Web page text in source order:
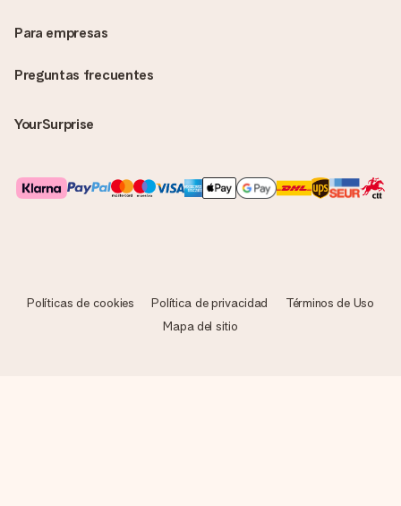
Preguntas frecuentes
YourSurprise
Para empresas
Políticas de cookies Política de privacidad
Términos de Uso
Mapa del sitio